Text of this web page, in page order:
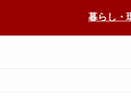
暮らし・